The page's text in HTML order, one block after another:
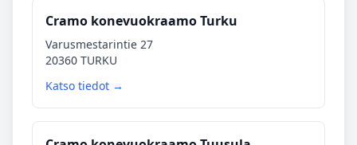
Cramo konevuokraamo Turku
Varusmestarintie 27
20360 TURKU
Katso tiedot →